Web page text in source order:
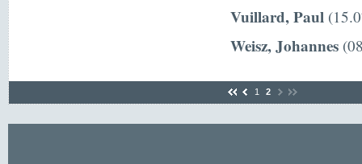
Vuillard, Paul
Weisz, Johannes
1 2